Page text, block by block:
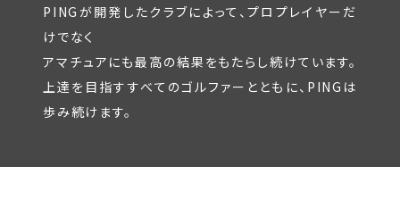
PINGが開発したクラブによって、プロプレイヤーだ
けでなく
アマチュアにも最高の結果をもたらし続けています。
上達を目指すすべてのゴルファーとともに、PINGは
歩み続けます。